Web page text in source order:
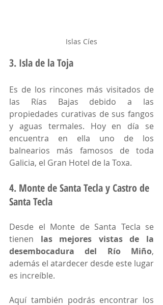
Islas Cíes
3. Isla de la Toja
Es de los rincones más visitados de
las Rías Bajas debido a las
propiedades curativas de sus fangos
y aguas termales. Hoy en día se
encuentra en ella uno de los
balnearios más famosos de toda
Galicia, el Gran Hotel de la Toxa.
4. Monte de Santa Tecla y Castro de
Santa Tecla
Desde el Monte de Santa Tecla se
tienen las mejores vistas de la
desembocadura del Río Miño,
además el atardecer desde este lugar
es increíble.
Aquí también podrás encontrar los